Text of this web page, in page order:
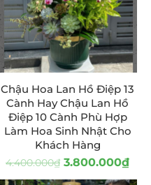
Chậu Hoa Lan Hồ Điệp 13
Cành Hay Chậu Lan Hồ
Điệp 10 Cành Phù Hợp
Làm Hoa Sinh Nhật Cho
Khách Hàng
4.400.000₫ 3.800.000₫